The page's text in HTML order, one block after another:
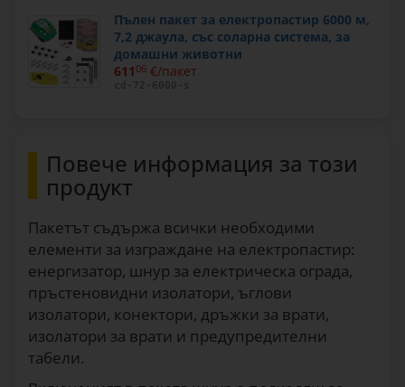
Пълен пакет за електропастир 6000 м,
7,2 джаула, със соларна система, за
домашни животни
611 06 €/пакет
cd-72-6000-s
Повече информация за този
продукт
Пакетът съдържа всички необходими
елементи за изграждане на електропастир:
енергизатор, шнур за електрическа ограда,
пръстеновидни изолатори, ъглови
изолатори, конектори, дръжки за врати,
изолатори за врати и предупредителни
табели.